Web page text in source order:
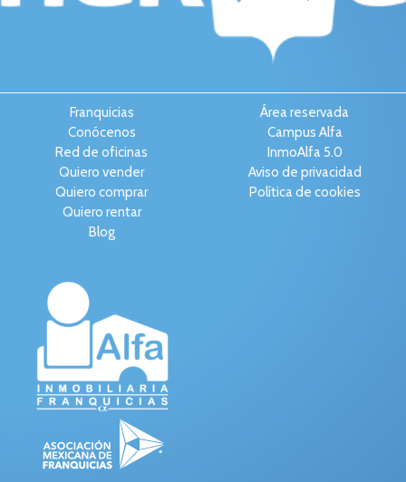
Franquicias
Conócenos
Red de oficinas
Quiero vender
Quiero comprar
Quiero rentar
Blog
Área reservada
Campus Alfa
InmoAlfa 5.0
Aviso de privacidad
Política de cookies